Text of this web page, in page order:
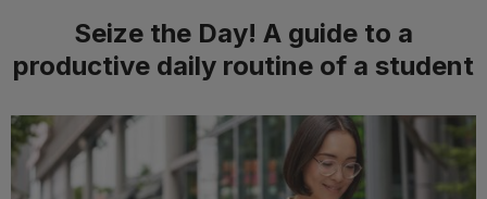
Seize the Day! A guide to a
productive daily routine of a student